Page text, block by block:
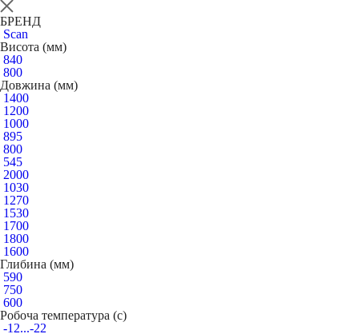
БРЕНД
Scan
Висота (мм)
840
800
Довжина (мм)
1400
1200
1000
895
800
545
2000
1030
1270
1530
1700
1800
1600
Глибина (мм)
590
750
600
Робоча температура (c)
-12...-22